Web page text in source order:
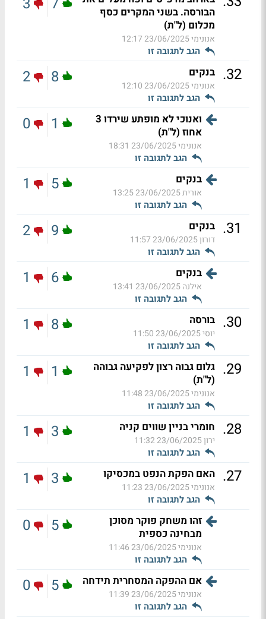
הבורסה. בשני המקרים כסף
מכלום (ל"ת)
אנונימי23/06/2025 12:17
הגב לתגובה זו
32
. בנקים
אנונימי23/06/2025 12:10
הגב לתגובה זו
8
2
ואנוכי לא מופתע שירדו 3
אחוז (ל"ת)
אנונימי23/06/2025 18:31
הגב לתגובה זו
1
0
בנקים
אורית23/06/2025 13:25
הגב לתגובה זו
5
1
31
. בנקים
דורון23/06/2025 11:57
הגב לתגובה זו
9
2
בנקים
אילנה23/06/2025 13:41
הגב לתגובה זו
6
1
30
. בורסה
יוסי23/06/2025 11:50
הגב לתגובה זו
8
1
29
. גלום גבוה רצון לפקיעה גבוהה
(ל"ת)
אנונימי23/06/2025 11:48
הגב לתגובה זו
1
1
28
. חומרי בניין שווים קניה
ירון23/06/2025 11:32
הגב לתגובה זו
3
1
27
. האם הפקת הנפט במכסיקו
אנונימי23/06/2025 11:23
הגב לתגובה זו
3
1
זהו משחק פוקר מסוכן
מבחינה כספית
אנונימי23/06/2025 11:46
הגב לתגובה זו
5
0
אם ההפקה המסחרית תידחה
אנונימי23/06/2025 11:39
הגב לתגובה זו
5
0